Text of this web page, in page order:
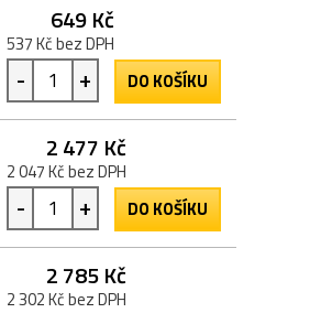
649 Kč
537 Kč bez DPH
- + DO KOŠÍKU
2 477 Kč
2 047 Kč bez DPH
- + DO KOŠÍKU
2 785 Kč
2 302 Kč bez DPH